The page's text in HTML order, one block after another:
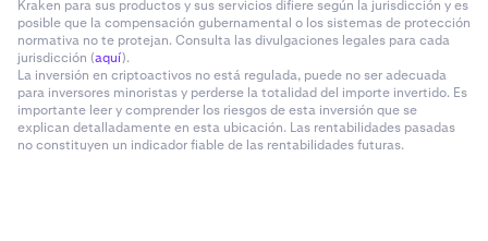
Kraken para sus productos y sus servicios difiere según la jurisdicción y es
posible que la compensación gubernamental o los sistemas de protección
normativa no te protejan. Consulta las divulgaciones legales para cada
jurisdicción (aquí).
La inversión en criptoactivos no está regulada, puede no ser adecuada
para inversores minoristas y perderse la totalidad del importe invertido. Es
importante leer y comprender los riesgos de esta inversión que se
explican detalladamente en esta ubicación. Las rentabilidades pasadas
no constituyen un indicador fiable de las rentabilidades futuras.